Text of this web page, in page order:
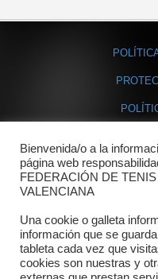
Bienvenida/o a la
página web
FEDERACIÓN DE
VALENCIANA
Una cookie o galleta
información que se
tableta cada vez que
cookies son nuestras y